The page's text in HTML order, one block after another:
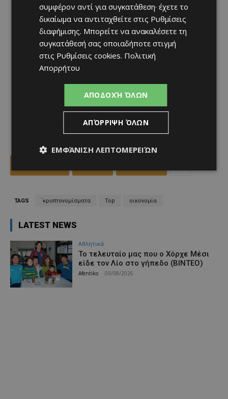
TAGS ΄κρυπτονομίσματα Top οικονομία
LATEST NEWS
Αθλητικά
Το τελευταίο μας που ο Χόρχε Μέσι
είδε τον Λίο στο γήπεδο (ΒΙΝΤΕΟ)
Afentiko 09/08/2026
συμφέρον αντί για συγκατάθεση· έχετε το
δικαίωμα να αντιταχθείτε στις Ρυθμίσεις
διαφήμισης. Μπορείτε να ανακαλέσετε τη
συγκατάθεσή σας οποιαδήποτε στιγμή
στις Ρυθμίσεις cookies. Πολιτική
Απορρήτου
ΑΠΟΔΟΧΉ ΌΛΩΝ
ΑΠΌΡΡΙΨΗ ΌΛΩΝ
ΕΜΦΆΝΙΣΗ ΛΕΠΤΟΜΕΡΕΙΏΝ